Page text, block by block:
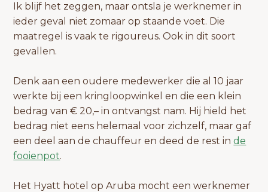
Ik blijf het zeggen, maar ontsla je werknemer in
ieder geval niet zomaar op staande voet. Die
maatregel is vaak te rigoureus. Ook in dit soort
gevallen.
Denk aan een oudere medewerker die al 10 jaar
werkte bij een kringloopwinkel en die een klein
bedrag van € 20,– in ontvangst nam. Hij hield het
bedrag niet eens helemaal voor zichzelf, maar gaf
een deel aan de chauffeur en deed de rest inde
fooienpot.
Het Hyatt hotel op Aruba mocht een werknemer